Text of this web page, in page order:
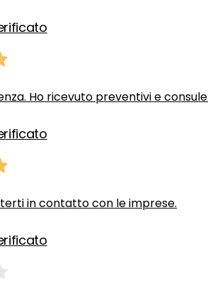
Ho ricevuto preventivi e
in contatto con le imprese.